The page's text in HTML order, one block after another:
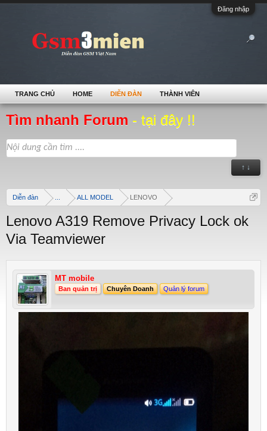
Đăng nhập
Tìm nhanh Forum - tại đây !!
↑ ↓
Diễn đàn ALL MODEL LENOVO
Lenovo A319 Remove Privacy Lock ok
Via Teamviewer
MT mobile
Ban quản trị Chuyên Doanh Quản lý forum
TRANG CHỦ HOME DIỄN ĐÀN THÀNH VIÊN